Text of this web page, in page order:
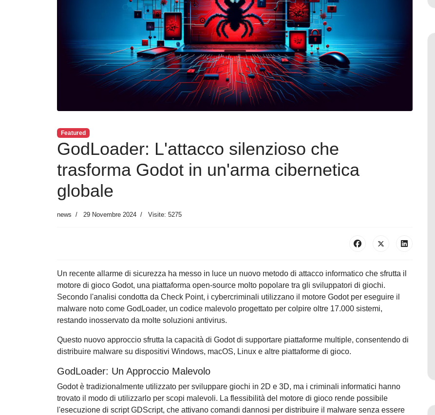
Featured
GodLoader: L'attacco silenzioso che
trasforma Godot in un'arma cibernetica
globale
news 29 Novembre 2024 Visite: 5275
Un recente allarme di sicurezza ha messo in luce un nuovo metodo di attacco informatico che sfrutta il
motore di gioco Godot, una piattaforma open-source molto popolare tra gli sviluppatori di giochi.
Secondo l'analisi condotta da Check Point, i cybercriminali utilizzano il motore Godot per eseguire il
malware noto come GodLoader, un codice malevolo progettato per colpire oltre 17.000 sistemi,
restando inosservato da molte soluzioni antivirus.
Questo nuovo approccio sfrutta la capacità di Godot di supportare piattaforme multiple, consentendo di
distribuire malware su dispositivi Windows, macOS, Linux e altre piattaforme di gioco.
GodLoader: Un Approccio Malevolo
Godot è tradizionalmente utilizzato per sviluppare giochi in 2D e 3D, ma i criminali informatici hanno
trovato il modo di utilizzarlo per scopi malevoli. La flessibilità del motore di gioco rende possibile
l'esecuzione di script GDScript, che attivano comandi dannosi per distribuire il malware senza essere